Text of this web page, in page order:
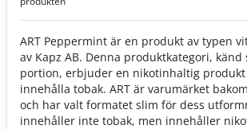
ART Peppermint är en produkt av typen
av Kapz AB. Denna produktkategori,
portion, erbjuder en nikotinhaltig
innehålla tobak. ART är varumärket
och har valt formatet slim för dess
innehåller inte tobak, men innehåller